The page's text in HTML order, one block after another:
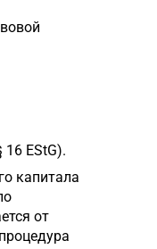
EStG).
капитала
от